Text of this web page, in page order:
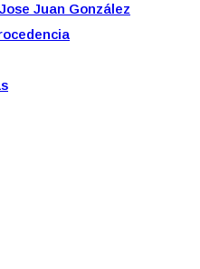
Juan González